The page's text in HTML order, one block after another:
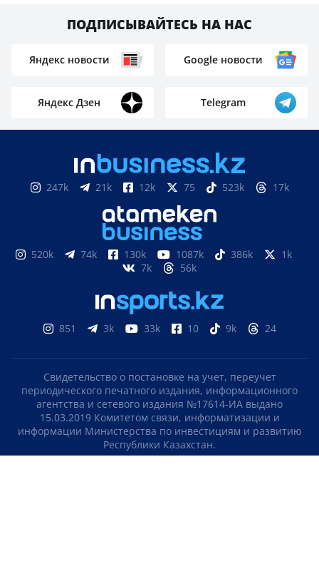
ПОДПИСЫВАЙТЕСЬ НА НАС
Яндекс новости Google новости
Яндекс Дзен Telegram
247k 21k 12k 75 523k 17k
520k 74k 130k 1087k 386k
1k
7k
56k
851 3k 33k 10 9k 24
Свидетельство о постановке на учет, переучет
периодического печатного издания, информационного
агентства и сетевого издания №17614-ИА выдано
15.03.2019 Комитетом связи, информатизации и
информации Министерства по инвестициям и развитию
Республики Казахстан.